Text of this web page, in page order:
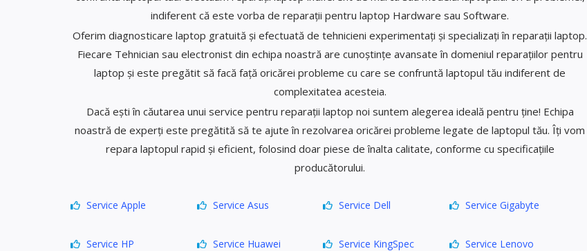
indiferent că este vorba de reparații pentru laptop Hardware sau Software.
Oferim diagnosticare laptop gratuită și efectuată de tehnicieni experimentați și specializați în reparații laptop.
Fiecare Tehnician sau electronist din echipa noastră are cunoștințe avansate în domeniul reparațiilor pentru
laptop și este pregătit să facă față oricărei probleme cu care se confruntă laptopul tău indiferent de
complexitatea acesteia.
Dacă ești în căutarea unui service pentru reparații laptop noi suntem alegerea ideală pentru ține! Echipa
noastră de experți este pregătită să te ajute în rezolvarea oricărei probleme legate de laptopul tău. Îți vom
repara laptopul rapid și eficient, folosind doar piese de înalta calitate, conforme cu specificațiile
producătorului.
Service Apple Service Asus Service Dell Service Gigabyte
Service HP Service Huawei Service KingSpec Service Lenovo